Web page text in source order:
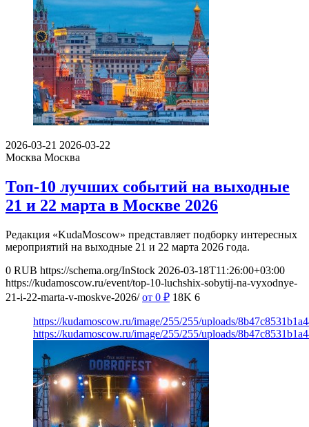
2026-03-21 2026-03-22
Москва Москва
Топ-10 лучших событий на выходные
21 и 22 марта в Москве 2026
Редакция «KudaMoscow» представляет подборку интересных
мероприятий на выходные 21 и 22 марта 2026 года.
0 RUB https://schema.org/InStock 2026-03-18T11:26:00+03:00
https://kudamoscow.ru/event/top-10-luchshix-sobytij-na-vyxodnye-
21-i-22-marta-v-moskve-2026/ от 0 ₽ 18K 6
https://kudamoscow.ru/image/255/255/uploads/
https://kudamoscow.ru/image/255/255/uploads/